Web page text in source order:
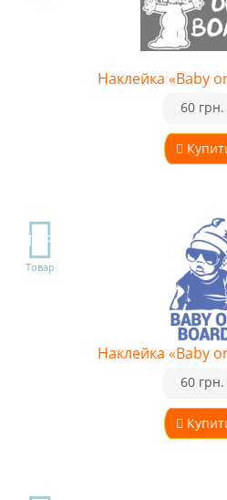
Наклейка «Baby
60 грн.
TOP
Товар
Наклейка «Baby
60 грн.